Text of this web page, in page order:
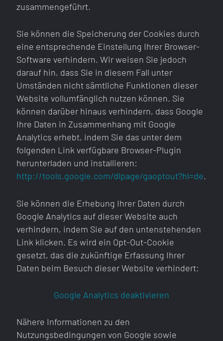
zusammengeführt.
Sie können die Speicherung der Cookies durch
eine entsprechende Einstellung Ihrer Browser-
Software verhindern. Wir weisen Sie jedoch
darauf hin, dass Sie in diesem Fall unter
Umständen nicht sämtliche Funktionen dieser
Website vollumfänglich nutzen können. Sie
können darüber hinaus verhindern, dass Google
Ihre Daten in Zusammenhang mit Google
Analytics erhebt, indem Sie das unter dem
folgenden Link verfügbare Browser-Plugin
herunterladen und installieren:
http://tools.google.com/dlpage/gaoptout?hl=de.
Sie können die Erhebung Ihrer Daten durch
Google Analytics auf dieser Website auch
verhindern, indem Sie auf den untenstehenden
Link klicken. Es wird ein Opt-Out-Cookie
gesetzt, das die zukünftige Erfassung Ihrer
Daten beim Besuch dieser Website verhindert:
Google Analytics deaktivieren
Nähere Informationen zu den
Nutzungsbedingungen von Google sowie
Rohstoffalarm
aktivieren
Einfach anmelden, zurücklehnen und kein
gewünschter Rohstoff im Wunschland online
gemäß derDatenschutzrichtlinien
SECONTRADE an Ihrer
Seite
SECONTRADE für den reibungslosen und
sicheren
Hotline:
+43.1.588.39.77
, von Mo - Fr 9 - 17 Uhr
info@secontrade.com